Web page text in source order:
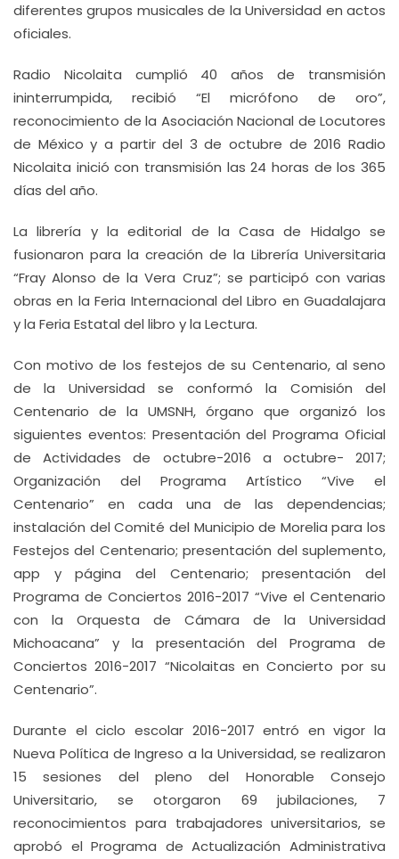
diferentes grupos musicales de la Universidad en actos
oficiales.
Radio Nicolaita cumplió 40 años de transmisión
ininterrumpida, recibió “El micrófono de oro”,
reconocimiento de la Asociación Nacional de Locutores
de México y a partir del 3 de octubre de 2016 Radio
Nicolaita inició con transmisión las 24 horas de los 365
días del año.
La librería y la editorial de la Casa de Hidalgo se
fusionaron para la creación de la Librería Universitaria
“Fray Alonso de la Vera Cruz”; se participó con varias
obras en la Feria Internacional del Libro en Guadalajara
y la Feria Estatal del libro y la Lectura.
Con motivo de los festejos de su Centenario, al seno
de la Universidad se conformó la Comisión del
Centenario de la UMSNH, órgano que organizó los
siguientes eventos: Presentación del Programa Oficial
de Actividades de octubre-2016 a octubre- 2017;
Organización del Programa Artístico “Vive el
Centenario” en cada una de las dependencias;
instalación del Comité del Municipio de Morelia para los
Festejos del Centenario; presentación del suplemento,
app y página del Centenario; presentación del
Programa de Conciertos 2016-2017 “Vive el Centenario
con la Orquesta de Cámara de la Universidad
Michoacana” y la presentación del Programa de
Conciertos 2016-2017 “Nicolaitas en Concierto por su
Centenario”.
Durante el ciclo escolar 2016-2017 entró en vigor la
Nueva Política de Ingreso a la Universidad, se realizaron
15 sesiones del pleno del Honorable Consejo
Universitario, se otorgaron 69 jubilaciones, 7
reconocimientos para trabajadores universitarios, se
aprobó el Programa de Actualización Administrativa